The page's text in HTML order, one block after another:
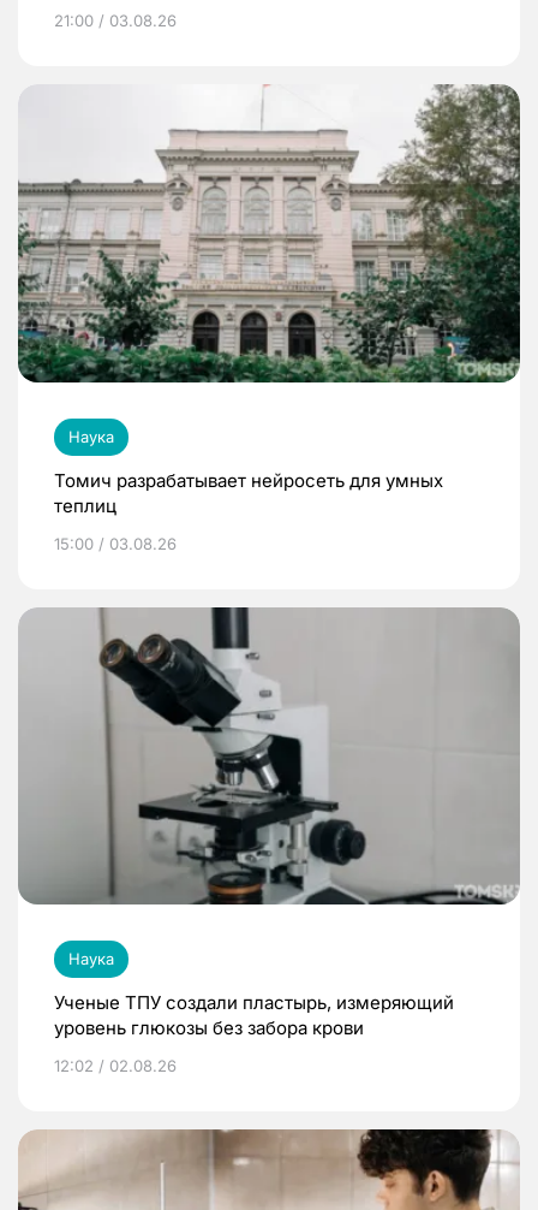
21:00 / 03.08.26
Наука
Томич разрабатывает нейросеть для умных
теплиц
15:00 / 03.08.26
Наука
Ученые ТПУ создали пластырь, измеряющий
уровень глюкозы без забора крови
12:02 / 02.08.26